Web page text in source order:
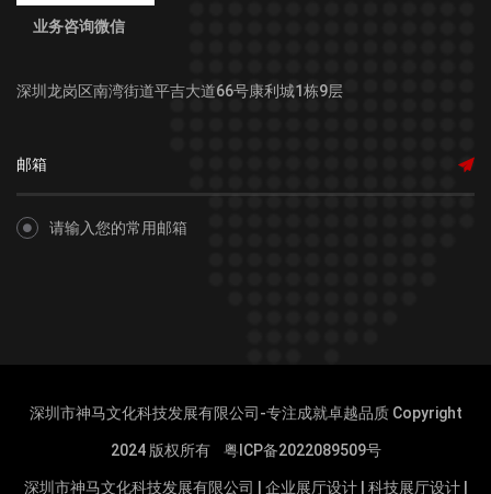
业务咨询微信
深圳龙岗区南湾街道平吉大道66号康利城1栋9层
请输入您的常用邮箱
深圳市神马文化科技发展有限公司-专注成就卓越品质 Copyright
2024 版权所有 粤ICP备2022089509号
深圳市神马文化科技发展有限公司 企业展厅设计| 科技展厅设计|